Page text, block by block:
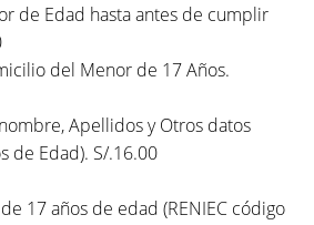
de Edad hasta antes de cumplir
del Menor de 17 Años.
Apellidos y Otros datos
de Edad). S/.16.00
17 años de edad (RENIEC código